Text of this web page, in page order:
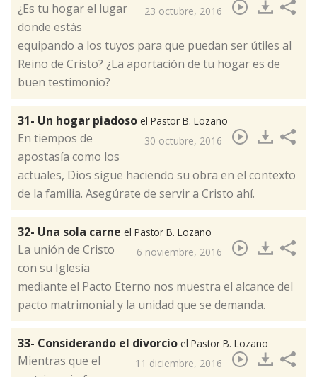
23 octubre, 2016
¿Es tu hogar el lugar
donde estás
equipando a los tuyos para que puedan ser útiles al
Reino de Cristo? ¿La aportación de tu hogar es de
buen testimonio?​
31- Un hogar piadoso el Pastor B. Lozano
30 octubre, 2016
En tiempos de
apostasía como los
actuales, Dios sigue haciendo su obra en el contexto
de la familia. Asegúrate de servir a Cristo ahí.
32- Una sola carne el Pastor B. Lozano
6 noviembre, 2016
La unión de Cristo
con su Iglesia
mediante el Pacto Eterno nos muestra el alcance del
pacto matrimonial y la unidad que se demanda.​
33- Considerando el divorcio el Pastor B. Lozano
11 diciembre, 2016
Mientras que el